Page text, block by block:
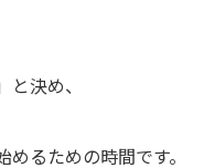
と決め、
るための時間です。